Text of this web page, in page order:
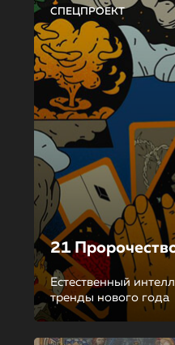
СПЕЦПРОЕКТ
21
Естественный
тренды нового года